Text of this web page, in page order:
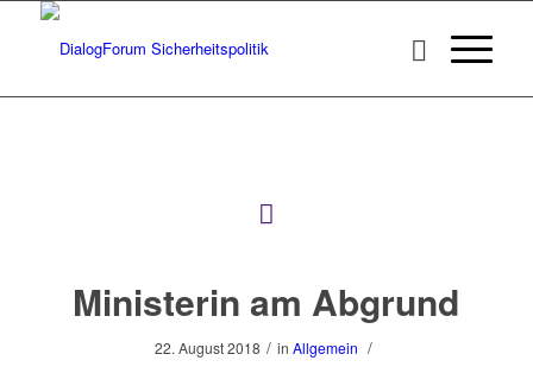
Ministerin am Abgrund
22. August 2018 / in Allgemein /